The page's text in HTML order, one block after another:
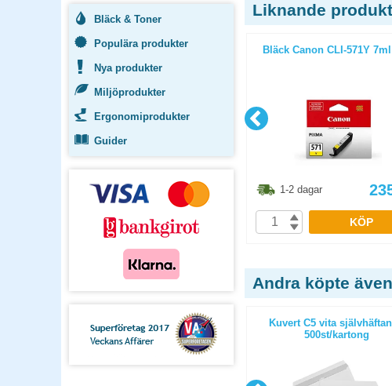
Bläck & Toner
Populära produkter
Nya produkter
Miljöprodukter
Ergonomiprodukter
Guider
Liknande
Bläckpatron Canon PG-560XL 400
sidor svart
1-2 dagar 436.30
KÖP
Bläck Canon CLI-571Y 7ml
1-2 dagar
KÖP
Andra köpte även
Kuvert C6 täckremsa vita 25st/fp
Kuvert C5 vita
500st/kartong